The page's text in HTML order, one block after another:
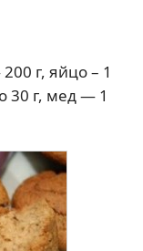
г, яйцо – 1
30 г, мед — 1